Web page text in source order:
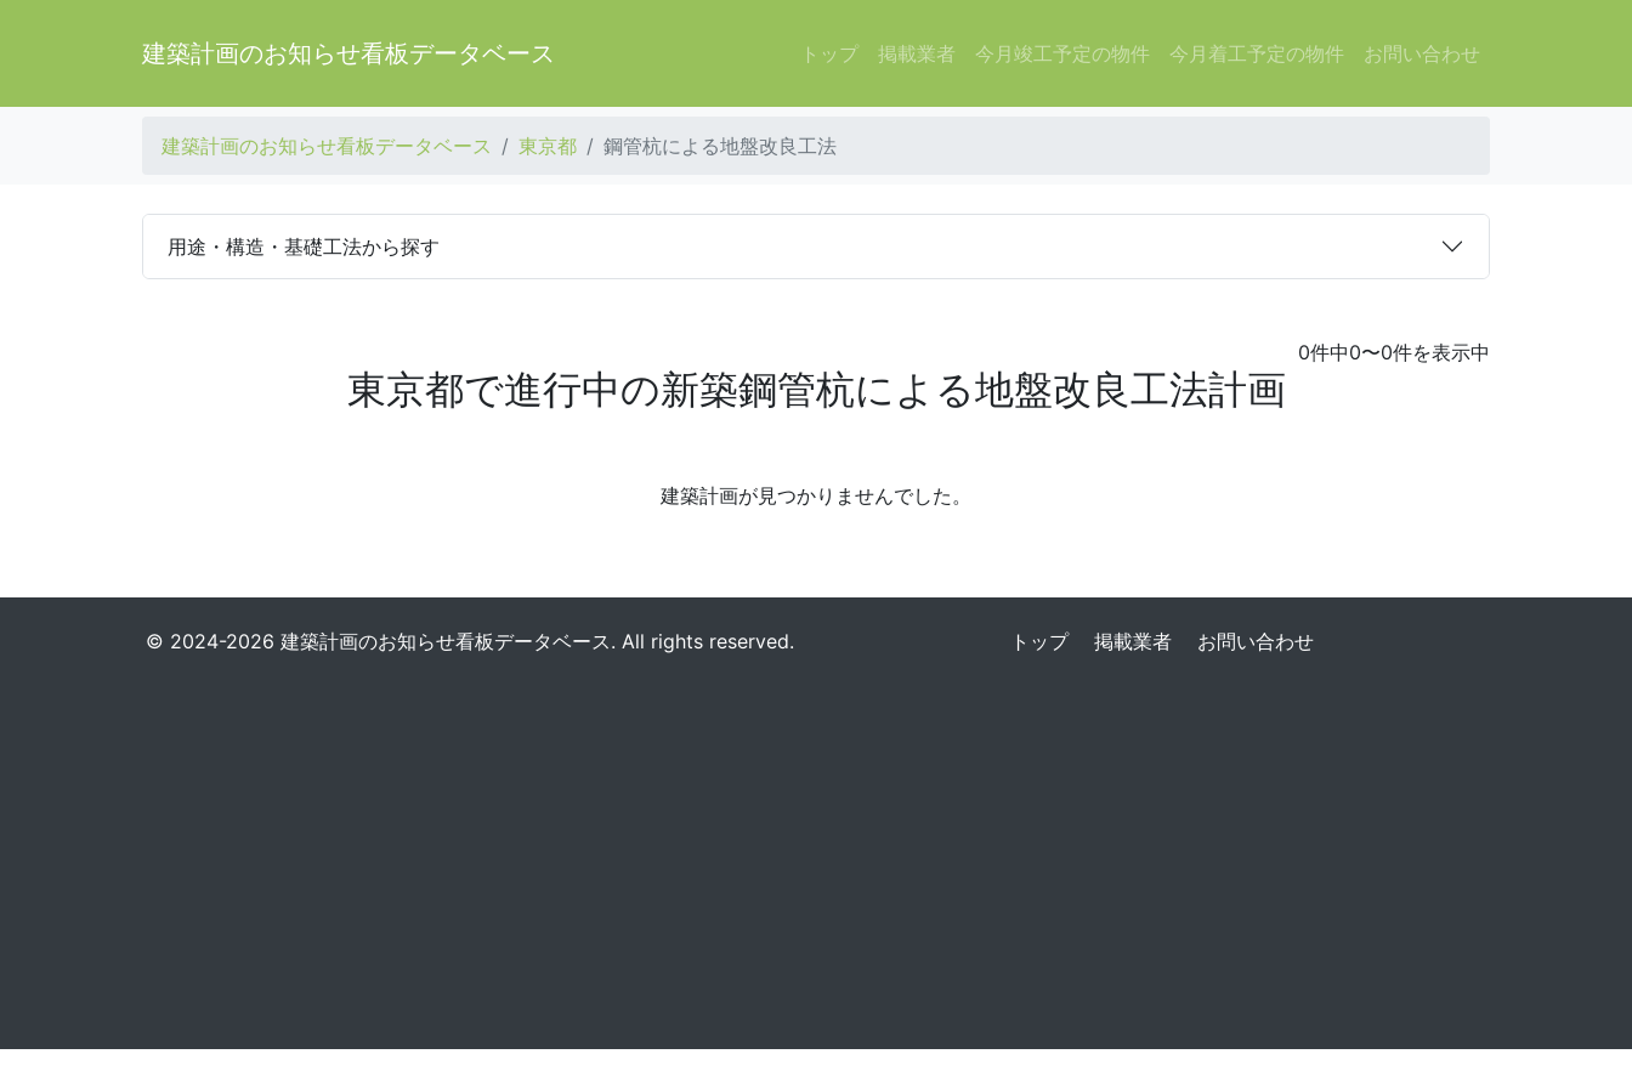
建築計画のお知らせ看板データベース トップ 掲載業者 今月竣工予定の物件 今月着工予定の物件 お問い合わせ
建築計画のお知らせ看板データベース 東京都 鋼管杭による地盤改良工法
用途・構造・基礎工法から探す
0件中0〜0件を表示中
東京都で進行中の新築鋼管杭による地盤改良工法計画
建築計画が見つかりませんでした。
© 2024-2026 建築計画のお知らせ看板データベース. All rights reserved. トップ 掲載業者 お問い合わせ